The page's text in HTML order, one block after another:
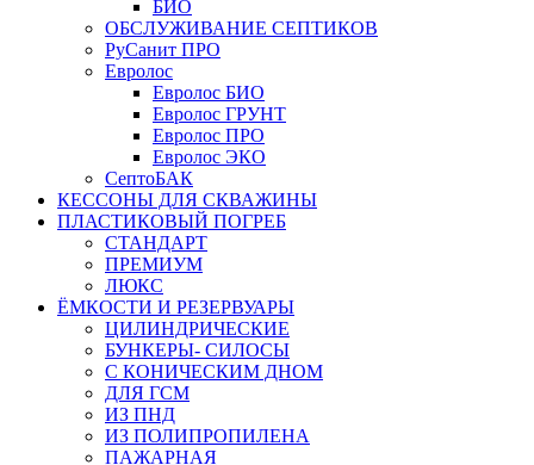
БИО
ОБСЛУЖИВАНИЕ СЕПТИКОВ
РуСанит ПРО
Евролос
Евролос БИО
Евролос ГРУНТ
Евролос ПРО
Евролос ЭКО
СептоБАК
КЕССОНЫ ДЛЯ СКВАЖИНЫ
ПЛАСТИКОВЫЙ ПОГРЕБ
СТАНДАРТ
ПРЕМИУМ
ЛЮКС
ЁМКОСТИ И РЕЗЕРВУАРЫ
ЦИЛИНДРИЧЕСКИЕ
БУНКЕРЫ- СИЛОСЫ
С КОНИЧЕСКИМ ДНОМ
ДЛЯ ГСМ
ИЗ ПНД
ИЗ ПОЛИПРОПИЛЕНА
ПАЖАРНАЯ